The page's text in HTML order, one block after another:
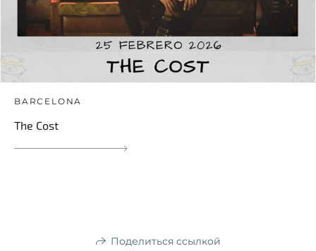
BARCELONA
The Cost
Поделиться ссылкой